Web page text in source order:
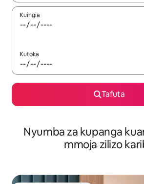
Kuingia
Kutoka
Tafuta
Nyumba za kupanga
mmoja zilizo